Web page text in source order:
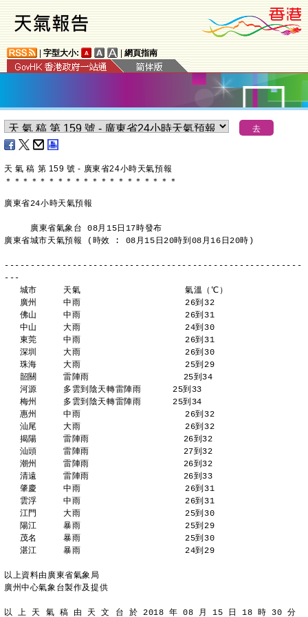
字型大小: 網頁指南
天 氣 稿 第 159 號 - 廣東省24小時天氣預報
＊ ＊ ＊ ＊ ＊ ＊ ＊ ＊ ＊ ＊ ＊ ＊ ＊ ＊ ＊ ＊ ＊ ＊ ＊ ＊
廣東省24小時天氣預報
     廣東省氣象台 08月15日17時發布
廣東省城市天氣預報 (時效 : 08月15日20時到08月16日20時)
---------------------------------------------------------
---
   城市     天氣                    氣溫（℃）
   廣州     中雨                    26到32
   佛山     中雨                    26到31
   中山     大雨                    24到30
   東莞     中雨                    26到31
   深圳     大雨                    26到30
   珠海     大雨                    25到29
   韶關     雷陣雨                  25到34
   河源     多雲到陰天轉雷陣雨      25到33
   梅州     多雲到陰天轉雷陣雨      25到34
   惠州     中雨                    26到32
   汕尾     大雨                    26到32
   揭陽     雷陣雨                  26到32
   汕頭     雷陣雨                  27到32
   潮州     雷陣雨                  26到32
   清遠     雷陣雨                  26到33
   肇慶     中雨                    26到31
   雲浮     中雨                    26到31
   江門     大雨                    25到30
   陽江     暴雨                    25到29
   茂名     暴雨                    25到30
   湛江     暴雨                    24到29
以上資料由廣東省氣象局
廣州中心氣象台製作及提供
以 上 天 氣 稿 由 天 文 台 於 2018 年 08 月 15 日 18 時 30 分